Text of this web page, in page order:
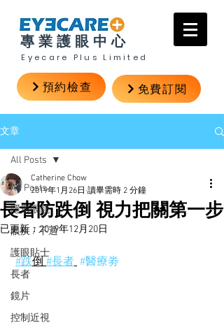
專業護眼中心
Eyecare Plus Limited
預約檢查 免費訂閱
文章
All Posts
隱形眼鏡
眼疾 / 不適
護眼貼士
長者
鏡片
控制近視
All Posts
長者防跌倒 視力把關第一步
Catherine Chow
2019年1月26日 讀畢需時 2 分鐘
已更新：2019年12月20日
#跌倒 #長者 #醫療劵